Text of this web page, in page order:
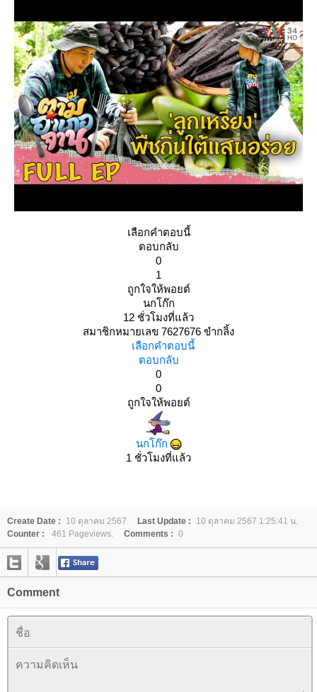
เลือกคำตอบนี้
ตอบกลับ
0
1
ถูกใจให้พอยต์
นกโก๊ก
12 ชั่วโมงที่แล้ว
สมาชิกหมายเลข 7627676 ขำกลิ้ง
เลือกคำตอบนี้
ตอบกลับ
0
0
ถูกใจให้พอยต์
นกโก๊ก
1 ชั่วโมงที่แล้ว
Create Date : 10 ตุลาคม 2567 Last Update :
10 ตุลาคม 2567 1:25:41 น.
Counter :
461 Pageviews. Comments : 0
Comment